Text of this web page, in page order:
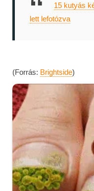
15 kutyás
lett lefotózva
(Forrás: Brightside)